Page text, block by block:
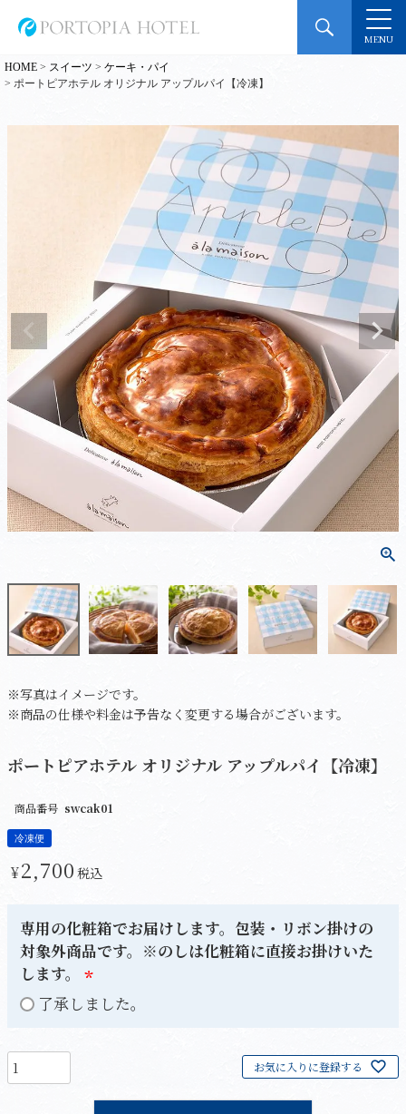
MENU
HOME スイーツ
ケーキ・パイ
ポートピアホテル オリジナル アップルパイ【冷凍】
※写真はイメージです。
※商品の仕様や料金は予告なく変更する場合がございます。
ポートピアホテル オリジナル アップルパイ【冷凍】
商品番号 swcak01
冷凍便
¥2,700 税込
専用の化粧箱でお届けします。包装・リボン掛けの
対象外商品です。※のしは化粧箱に直接お掛けいた
します。
(
了承しました。
お気に入りに登録する